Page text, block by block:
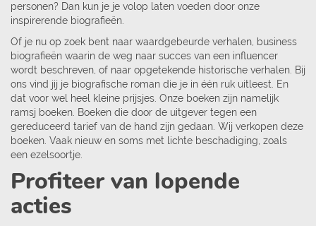
personen? Dan kun je je volop laten voeden door onze
inspirerende biografieën.
Of je nu op zoek bent naar waardgebeurde verhalen, business
biografieën waarin de weg naar succes van een influencer
wordt beschreven, of naar opgetekende historische verhalen. Bij
ons vind jij je biografische roman die je in één ruk uitleest. En
dat voor wel heel kleine prijsjes. Onze boeken zijn namelijk
ramsj boeken. Boeken die door de uitgever tegen een
gereduceerd tarief van de hand zijn gedaan. Wij verkopen deze
boeken. Vaak nieuw en soms met lichte beschadiging, zoals
een ezelsoortje.
Profiteer van lopende
acties